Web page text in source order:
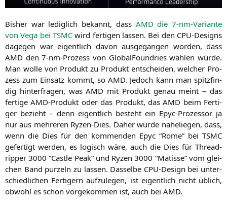
Bis­her war ledig­lich bekannt, dass AMD die 7‑nm-Vari­an­te
von Vega bei TSMC wird fer­ti­gen las­sen. Bei den CPU-Designs
dage­gen war eigent­lich davon aus­ge­gan­gen wor­den, dass
AMD den 7‑nm-Pro­zess von Glo­bal­Found­ries wäh­len wür­de.
Man wol­le von Pro­dukt zu Pro­dukt ent­schei­den, wel­cher Pro­
zess zum Ein­satz kommt, soAMD. Jedoch kann man spitz­fin­
dig hin­ter­fra­gen, wasAMD mit Pro­dukt genau meint – das
fer­ti­ge AMD-Pro­dukt oder das Pro­dukt, dasAMD beim Fer­ti­
ger bezieht – denn eigent­lich besteht ein Epyc-Pro­zes­sor ja
nur aus meh­re­ren Ryzen-Dies. Daher wür­de nahe­lie­gen, dass,
wenn die Dies für den kom­men­den Epyc “Rome” bei TSMC
gefer­tigt wer­den, es logisch wäre, auch die Dies für Thre­ad­
rip­per 3000 “Cast­le Peak” und Ryzen 3000 “Matis­se” vom glei­
chen Band pur­zeln zu las­sen. Das­sel­be CPU-Design bei unter­
schied­li­chen Fer­ti­gern auf­zu­le­gen, ist eigent­lich nicht üblich,
obwohl es schon vor­ge­kom­men ist, auch bei AMD.